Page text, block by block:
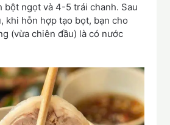
bột ngọt và 4-5 trái chanh. Sau
khi hỗn hợp tạo bọt, bạn cho
(vừa chiên đầu) là có nước